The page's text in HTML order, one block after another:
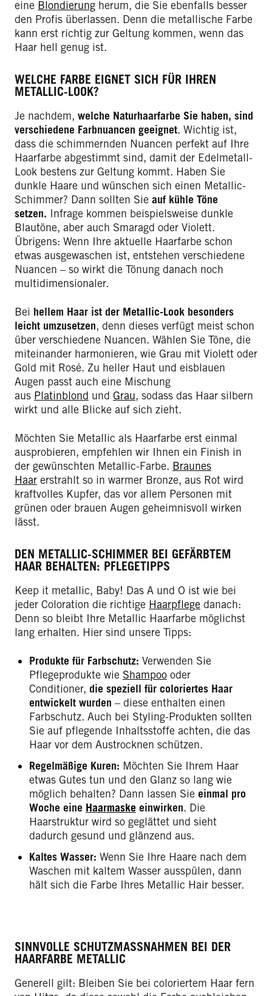
eine Blondierung herum, die Sie ebenfalls besser
den Profis überlassen. Denn die metallische Farbe
kann erst richtig zur Geltung kommen, wenn das
Haar hell genug ist.
WELCHE FARBE EIGNET SICH FÜR IHREN
METALLIC-LOOK?
Je nachdem, welche Naturhaarfarbe Sie haben, sind
verschiedene Farbnuancen geeignet. Wichtig ist,
dass die schimmernden Nuancen perfekt auf Ihre
Haarfarbe abgestimmt sind, damit der Edelmetall-
Look bestens zur Geltung kommt. Haben Sie
dunkle Haare und wünschen sich einen Metallic-
Schimmer? Dann sollten Sie auf kühle Töne
setzen. Infrage kommen beispielsweise dunkle
Blautöne, aber auch Smaragd oder Violett.
Übrigens: Wenn Ihre aktuelle Haarfarbe schon
etwas ausgewaschen ist, entstehen verschiedene
Nuancen – so wirkt die Tönung danach noch
multidimensionaler.
Bei hellem Haar ist der Metallic-Look besonders
leicht umzusetzen, denn dieses verfügt meist schon
über verschiedene Nuancen. Wählen Sie Töne, die
miteinander harmonieren, wie Grau mit Violett oder
Gold mit Rosé. Zu heller Haut und eisblauen
Augen passt auch eine Mischung
aus Platinblond und Grau, sodass das Haar silbern
wirkt und alle Blicke auf sich zieht.
Möchten Sie Metallic als Haarfarbe erst einmal
ausprobieren, empfehlen wir Ihnen ein Finish in
der gewünschten Metallic-Farbe. Braunes
Haar erstrahlt so in warmer Bronze, aus Rot wird
kraftvolles Kupfer, das vor allem Personen mit
grünen oder brauen Augen geheimnisvoll wirken
lässt.
DEN METALLIC-SCHIMMER BEI GEFÄRBTEM
HAAR BEHALTEN: PFLEGETIPPS
Keep it metallic, Baby! Das A und O ist wie bei
jeder Coloration die richtige Haarpflege danach:
Denn so bleibt Ihre Metallic Haarfarbe möglichst
lang erhalten. Hier sind unsere Tipps:
Produkte für Farbschutz: Verwenden Sie
Pflegeprodukte wie Shampoo oder
Conditioner, die speziell für coloriertes Haar
entwickelt wurden – diese enthalten einen
Farbschutz. Auch bei Styling-Produkten sollten
Sie auf pflegende Inhaltsstoffe achten, die das
Haar vor dem Austrocknen schützen.
Regelmäßige Kuren: Möchten Sie Ihrem Haar
etwas Gutes tun und den Glanz so lang wie
möglich behalten? Dann lassen Sie einmal pro
Woche eine Haarmaske einwirken. Die
Haarstruktur wird so geglättet und sieht
dadurch gesund und glänzend aus.
Kaltes Wasser: Wenn Sie Ihre Haare nach dem
Waschen mit kaltem Wasser ausspülen, dann
hält sich die Farbe Ihres Metallic Hair besser.
SINNVOLLE SCHUTZMASSNAHMEN BEI DER H
AARFARBE METALLIC
Generell gilt: Bleiben Sie bei coloriertem Haar fern